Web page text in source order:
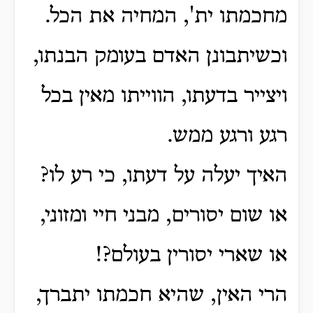
מחכמתו ית', המחיה את הכל.
וכשיתבונן האדם בעומק הבנתו,
ויצייר בדעתו, הווייתו מאין בכל
רגע ורגע ממש.
האיך יעלה על דעתו, כי רע לו?
או שום יסורים, מבני חיי ומזוני,
או שארי יסורין בעולם?!
הרי האין, שהיא חכמתו יתברך,